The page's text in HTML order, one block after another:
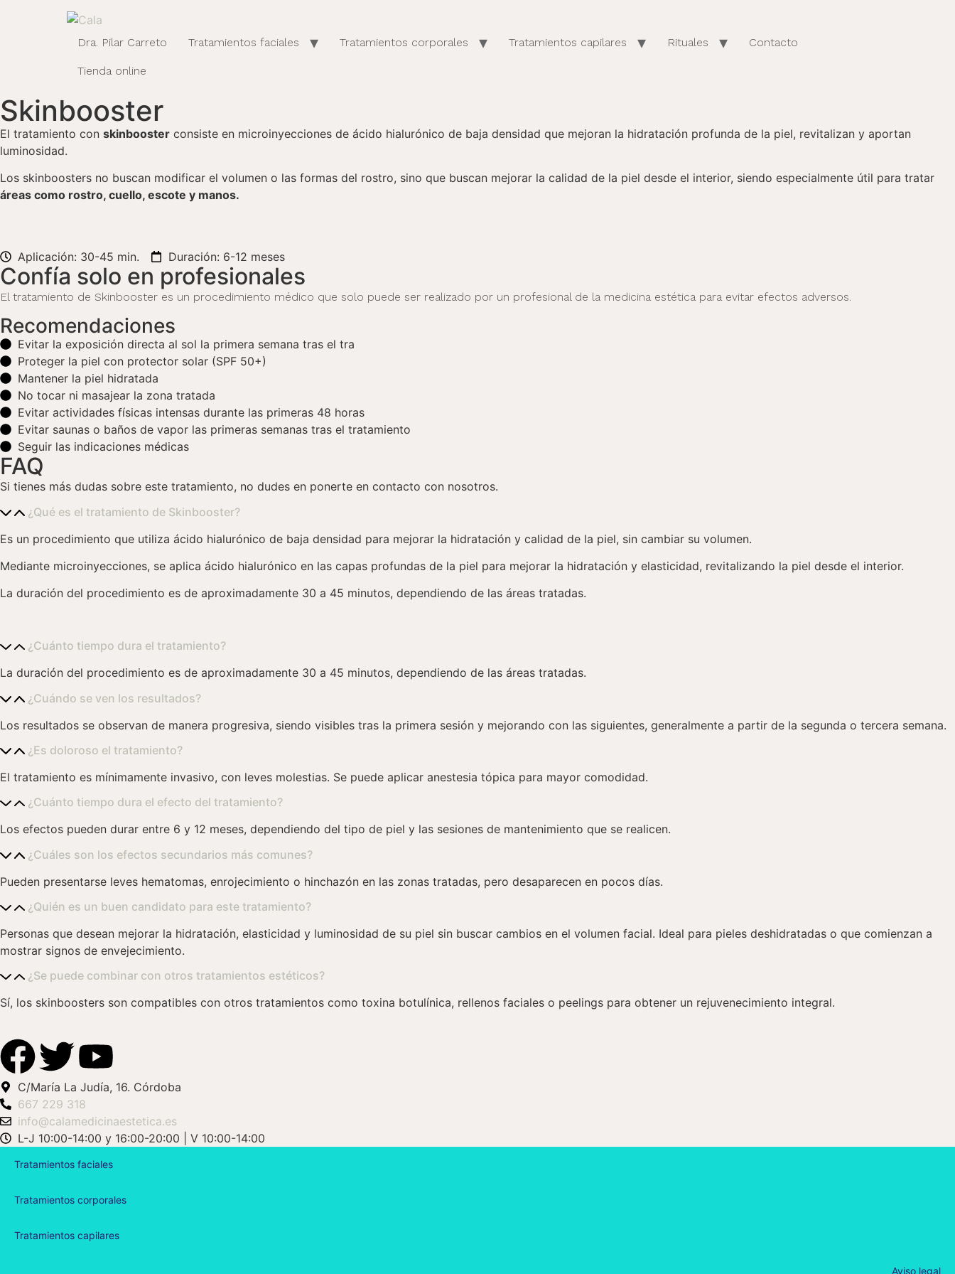
Dra. Pilar Carreto Tratamientos faciales Tratamientos corporales Tratamientos capilares Rituales Contacto
Tienda online
Skinbooster
El tratamiento con skinbooster consiste en microinyecciones de ácido hialurónico de baja densidad que mejoran la hidratación profunda de la piel, revitalizan y aportan
luminosidad.
Los skinboosters no buscan modificar el volumen o las formas del rostro, sino que buscan mejorar la calidad de la piel desde el interior, siendo especialmente útil para tratar
áreas como rostro, cuello, escote y manos.
Aplicación: 30-45 min. Duración: 6-12 meses
Confía solo en profesionales
El tratamiento de Skinbooster es un procedimiento médico que solo puede ser realizado por un profesional de la medicina estética para evitar efectos adversos.
Recomendaciones
Evitar la exposición directa al sol la primera semana tras el tra
Proteger la piel con protector solar (SPF 50+)
Mantener la piel hidratada
No tocar ni masajear la zona tratada
Evitar actividades físicas intensas durante las primeras 48 horas
Evitar saunas o baños de vapor las primeras semanas tras el tratamiento
Seguir las indicaciones médicas
FAQ
Si tienes más dudas sobre este tratamiento, no dudes en ponerte en contacto con nosotros.
¿Qué es el tratamiento de Skinbooster?
Es un procedimiento que utiliza ácido hialurónico de baja densidad para mejorar la hidratación y calidad de la piel, sin cambiar su volumen.
Mediante microinyecciones, se aplica ácido hialurónico en las capas profundas de la piel para mejorar la hidratación y elasticidad, revitalizando la piel desde el interior.
La duración del procedimiento es de aproximadamente 30 a 45 minutos, dependiendo de las áreas tratadas.
¿Cuánto tiempo dura el tratamiento?
La duración del procedimiento es de aproximadamente 30 a 45 minutos, dependiendo de las áreas tratadas.
¿Cuándo se ven los resultados?
Los resultados se observan de manera progresiva, siendo visibles tras la primera sesión y mejorando con las siguientes, generalmente a partir de la segunda o tercera semana.
¿Es doloroso el tratamiento?
El tratamiento es mínimamente invasivo, con leves molestias. Se puede aplicar anestesia tópica para mayor comodidad.
¿Cuánto tiempo dura el efecto del tratamiento?
Los efectos pueden durar entre 6 y 12 meses, dependiendo del tipo de piel y las sesiones de mantenimiento que se realicen.
¿Cuáles son los efectos secundarios más comunes?
Pueden presentarse leves hematomas, enrojecimiento o hinchazón en las zonas tratadas, pero desaparecen en pocos días.
¿Quién es un buen candidato para este tratamiento?
Personas que desean mejorar la hidratación, elasticidad y luminosidad de su piel sin buscar cambios en el volumen facial. Ideal para pieles deshidratadas o que comienzan a
mostrar signos de envejecimiento.
¿Se puede combinar con otros tratamientos estéticos?
Sí, los skinboosters son compatibles con otros tratamientos como toxina botulínica, rellenos faciales o peelings para obtener un rejuvenecimiento integral.
C/María La Judía, 16. Córdoba
667 229 318
info@calamedicinaestetica.es
L-J 10:00-14:00 y 16:00-20:00 | V 10:00-14:00
Tratamientos faciales
Tratamientos corporales
Tratamientos capilares
Aviso legal